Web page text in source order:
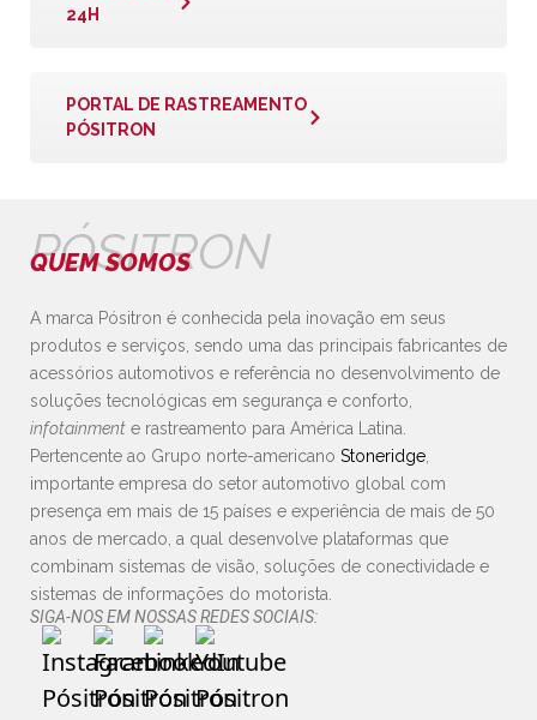
24H
PORTAL DE RASTREAMENTO
PÓSITRON
PÓSITRON
QUEM SOMOS
A marca Pósitron é conhecida pela inovação em seus
produtos e serviços, sendo uma das principais fabricantes de
acessórios automotivos e referência no desenvolvimento de
soluções tecnológicas em segurança e conforto,
infotainment e rastreamento para América Latina.
Pertencente ao Grupo norte-americano Stoneridge
importante empresa do setor automotivo global com
presença em mais de 15 países e experiência de mais de 50
anos de mercado, a qual desenvolve plataformas que
combinam sistemas de visão, soluções de conectividade e
sistemas de informações do motorista.
SIGA-NOS EM NOSSAS REDES SOCIAIS: